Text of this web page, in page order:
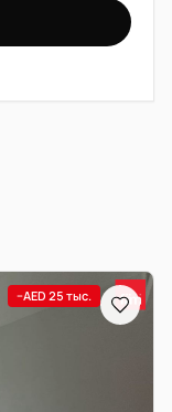
−AED 25 тыс.